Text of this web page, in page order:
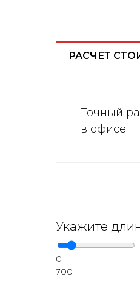
РАСЧЕТ
Точный
в офисе
Укажите
0
700